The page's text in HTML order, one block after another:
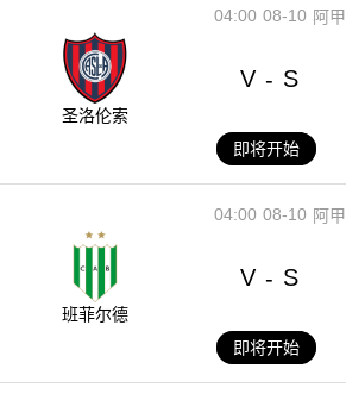
08-10
04:00 阿甲
圣洛伦索
V - S
即将开始
08-10
04:00 阿甲
班菲尔德
V - S
即将开始